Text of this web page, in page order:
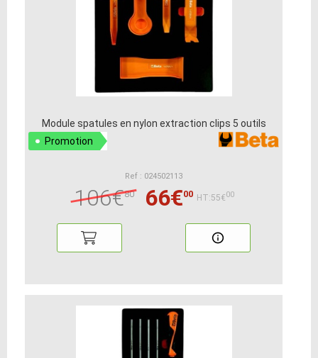
Module spatules en nylon extraction clips 5 outils
Promotion
Ref : 024502113
106€80 66€00 HT:55€00